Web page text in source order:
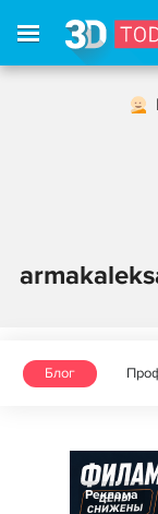
Блог
Реклама